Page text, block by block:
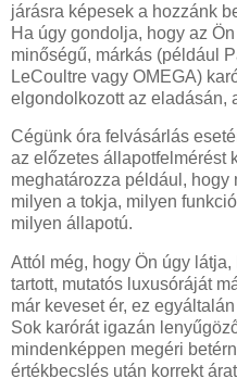
járásra képesek a hozzánk
Ha úgy gondolja, hogy az
minőségű, márkás (például
LeCoultre vagy OMEGA)
elgondolkozott az eladásán,
Cégünk óra felvásárlás
az előzetes állapotfelmérést
meghatározza például, hogy
milyen a tokja, milyen
milyen állapotú.
Attól még, hogy Ön úgy
tartott, mutatós luxusóráját
már keveset ér, ez
Sok karórát igazán
mindenképpen megéri
értékbecslés után korrekt